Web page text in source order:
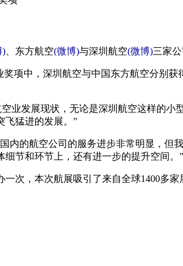
) 、东方航空(微博)与深圳航空(微博)三家
中，深圳航空与中国东方航空分别获
发展现状，无论是深圳航空这样的小
飞猛进的发展。”
的航空公司的服务进步非常明显，但
节和环节上，还有进一步的提升空间。”
，本次航展吸引了来自全球1400多